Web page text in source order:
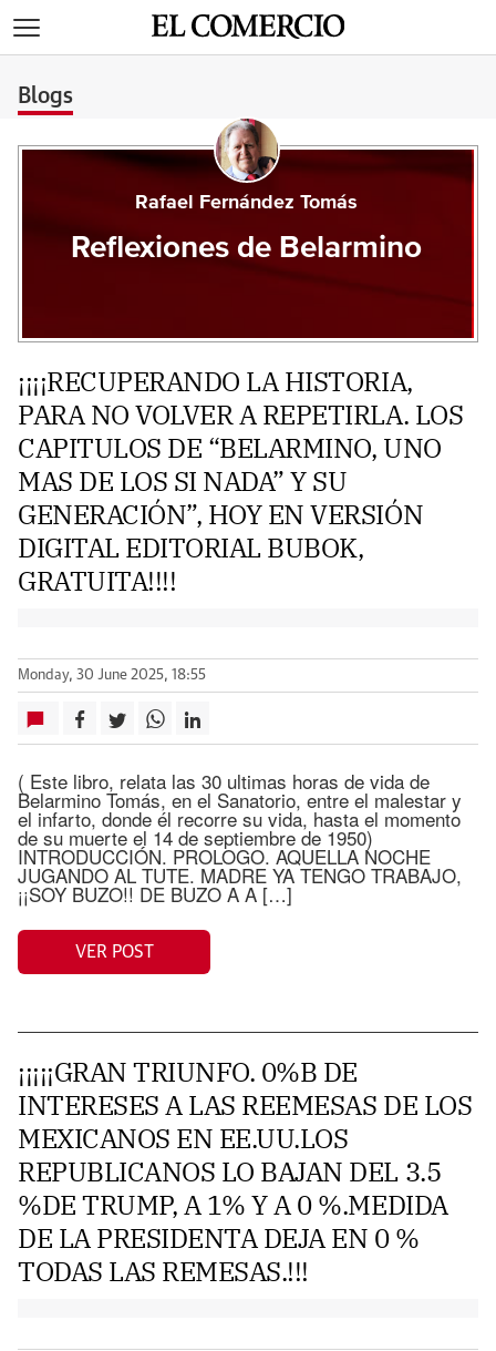
Blogs
Rafael Fernández Tomás
Reflexiones de Belarmino
¡¡¡¡RECUPERANDO LA HISTORIA,
PARA NO VOLVER A REPETIRLA. LOS
CAPITULOS DE “BELARMINO, UNO
MAS DE LOS SI NADA” Y SU
GENERACIÓN”, HOY EN VERSIÓN
DIGITAL EDITORIAL BUBOK,
GRATUITA!!!!
Monday, 30 June 2025, 18:55
( Este libro, relata las 30 ultimas horas de vida de
Belarmino Tomás, en el Sanatorio, entre el malestar y
el infarto, donde él recorre su vida, hasta el momento
de su muerte el 14 de septiembre de 1950)
INTRODUCCIÓN. PROLOGO. AQUELLA NOCHE
JUGANDO AL TUTE. MADRE YA TENGO TRABAJO,
¡¡SOY BUZO!! DE BUZO A A […]
VER POST
¡¡¡¡¡GRAN TRIUNFO. 0%B DE
INTERESES A LAS REEMESAS DE LOS
MEXICANOS EN EE.UU.LOS
REPUBLICANOS LO BAJAN DEL 3.5
%DE TRUMP, A 1% Y A 0 %.MEDIDA
DE LA PRESIDENTA DEJA EN 0 %
TODAS LAS REMESAS.!!!